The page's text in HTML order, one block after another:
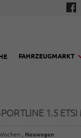
FAHRZEUGMARKT
1.5
, Neuwagen